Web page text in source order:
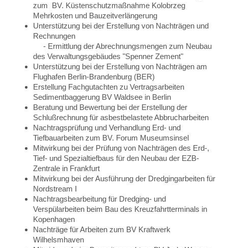
zum BV. Küstenschutzmaßnahme Kolobrzeg
Mehrkosten und Bauzeitverlängerung
Unterstützung bei der Erstellung von Nachträgen und
Rechnungen
- Ermittlung der Abrechnungsmengen zum Neubau
des Verwaltungsgebäudes "Spenner Zement"
Unterstützung bei der Erstellung von Nachträgen am
Flughafen Berlin-Brandenburg (BER)
Erstellung Fachgutachten zu Vertragsarbeiten
Sedimentbaggerung BV Waldsee in Berlin
Beratung und Bewertung bei der Erstellung der
Schlußrechnung für asbestbelastete Abbrucharbeiten
Nachtragsprüfung und Verhandlung Erd- und
Tiefbauarbeiten zum BV. Forum Museumsinsel
Mitwirkung bei der Prüfung von Nachträgen des Erd-,
Tief- und Spezialtiefbaus für den Neubau der EZB-
Zentrale in Frankfurt
Mitwirkung bei der Ausführung der Dredgingarbeiten für
Nordstream I
Nachtragsbearbeitung für Dredging- und
Verspülarbeiten beim Bau des Kreuzfahrtterminals in
Kopenhagen
Nachträge für Arbeiten zum BV Kraftwerk
Wilhelsmhaven